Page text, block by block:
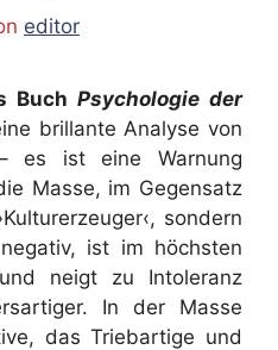
editor
Buch Psychologie der
brillante Analyse von
– es ist eine Warnung
Masse, im Gegensatz
sondern
ist im höchsten
neigt zu Intoleranz
In der Masse
das Triebartige und